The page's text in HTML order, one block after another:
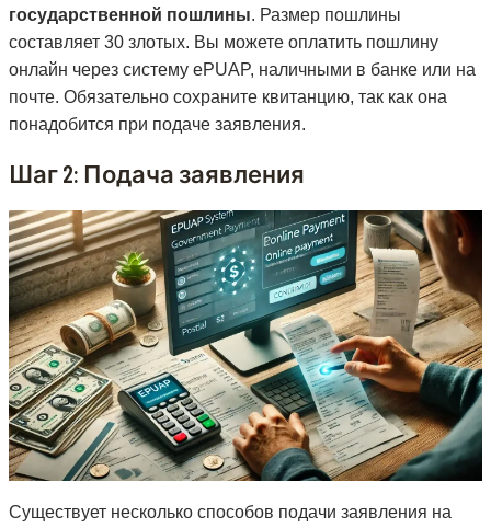
государственной пошлины. Размер пошлины
составляет 30 злотых. Вы можете оплатить пошлину
онлайн через систему ePUAP, наличными в банке или на
почте. Обязательно сохраните квитанцию, так как она
понадобится при подаче заявления.
Шаг 2: Подача заявления
Существует несколько способов подачи заявления на